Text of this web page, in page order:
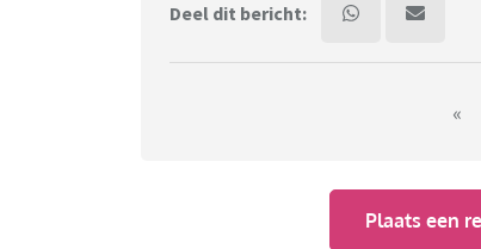
had gedaan en dat zij het zouden
was best in paniek want de andere
toen ik vroeg wat ik er zou voor
voicemails in gesproken. Hij
ik erop terugkomen bij hem of laten
Deel dit bericht:
«
Plaats een